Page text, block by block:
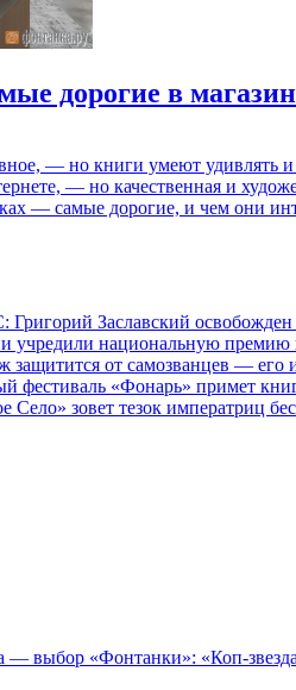
дорогие в
— но книги умеют удивлять
— но качественная и
— самые дорогие, и чем они
Григорий Заславский
учредили национальную премию
защитится от самозванцев — его
фестиваль «Фонарь» примет
Село» зовет тезок императриц
— выбор «Фонтанки»: «Коп-